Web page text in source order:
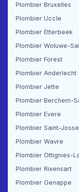
Plombier Bruxelles
Plombier Uccle
Plombier Etterbeek
Plombier Forest
Plombier Anderlecht
Plombier Jette
Plombier Evere
Plombier Saint-Josse
Plombier Wavre
Plombier Rixensart
Plombier Genappe